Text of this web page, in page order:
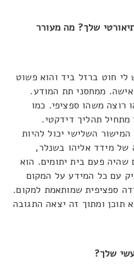
שלך? מה מעורר
חוט ברזל ביד והוא פשוט
אישה. ממחסני תת המודע.
רוצה משהו ספציפי. כמו
תהליך דידקטי.
השלישי יכול להיות
מידד אליהו בשנלר,
שהיה פעם בית יתומים. הוא
עם כל המידע על המקום
ספציפית שמותאמת למקום.
תוכן ומתוך זה יצאה התגובה